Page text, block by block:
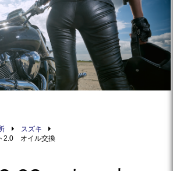
スズキ
2.0 オイル交換